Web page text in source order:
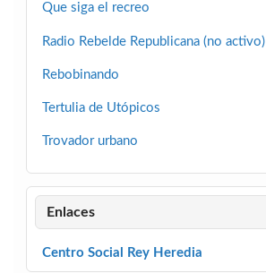
Que siga el recreo
Radio Rebelde Republicana (no activo)
Rebobinando
Tertulia de Utópicos
Trovador urbano
Enlaces
Centro Social Rey Heredia